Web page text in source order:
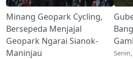
Minang Geopark Cycling,
Bersepeda Menjajal
Geopark Ngarai Sianok-
Maninjau